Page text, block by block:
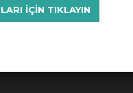
IÇIN TIKLAYIN